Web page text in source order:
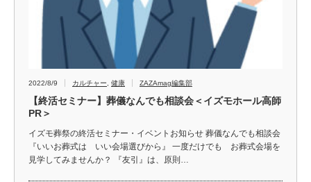
2022/8/9 カルチャー 健康 ZAZAmag編集部
【終活セミナー】葬儀なんでも相談会＜イズモホール高師
PR＞
イズモ葬祭の終活セミナー・イベントお知らせ 葬儀なんでも相談会
『いいお葬式は いい会場選びから』 一度だけでも お葬式会場を
見学してみませんか？ 『友引』は、原則…